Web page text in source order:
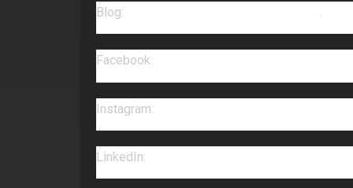
Blog: .
Facebook:
Instagram:
LinkedIn: